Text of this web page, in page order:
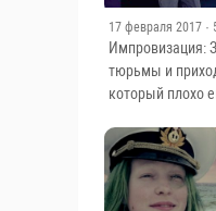
17 февраля 2017 ·
Импровизация:
тюрьмы и
который плохо